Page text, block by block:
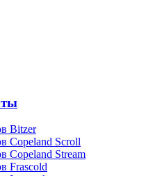
Bitzer
Copeland Scroll
Copeland Stream
Frascold